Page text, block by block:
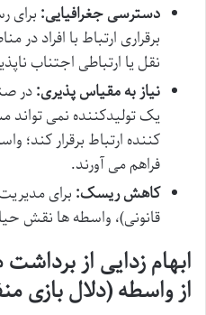
دسترسی جغرافیایی: برای
برقراری ارتباط با افراد
نقل یا ارتباطی اجتناب
نیاز به مقیاس پذیری:در
یک تولیدکننده نمی تواند
کننده ارتباط برقرار کند؛
فراهم می آورند.
کاهش ریسک: برای
قانونی)، واسطه ها نقش
ابهام زدایی از
از واسطه (دلال بازی